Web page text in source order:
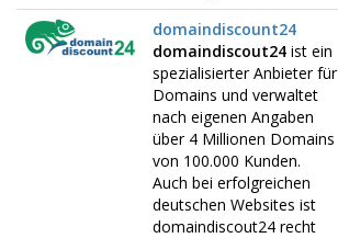
domaindiscount24
domaindiscout24 ist ein
spezialisierter Anbieter für
Domains und verwaltet
nach eigenen Angaben
über 4 Millionen Domains
von 100.000 Kunden.
Auch bei erfolgreichen
deutschen Websites ist
domaindiscout24 recht